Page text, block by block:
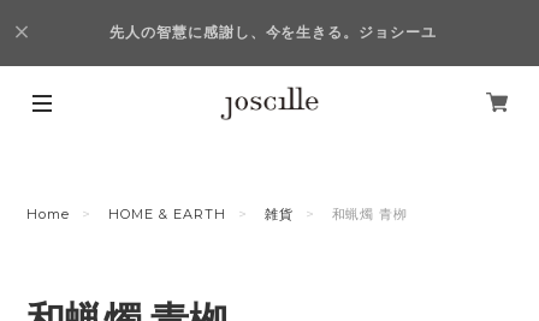
先人の智慧に感謝し、今を生きる。ジョシーユ
Home HOME & EARTH 雑貨 和蝋燭 青栁